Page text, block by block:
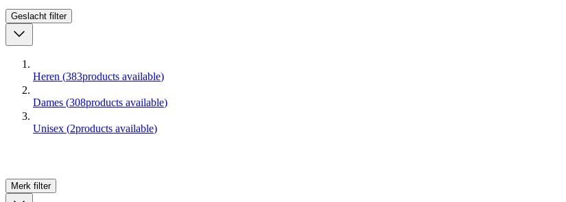
Geslacht filter
Heren (383products available)
Dames (308products available)
Unisex (2products available)
Merk filter